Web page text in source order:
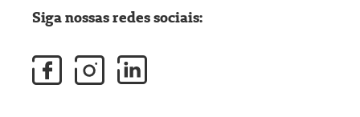
Siga nossas redes sociais: